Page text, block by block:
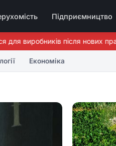
Підприємництво
виробників після нових правил
Економіка